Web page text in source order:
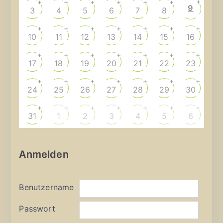
3
+
4
+
5
+
6
+
7
+
8
+
9
10
+
11
+
12
+
13
+
14
+
15
+
16
+
17
+
18
+
19
+
20
+
21
+
22
+
23
+
24
+
25
+
26
+
27
+
28
+
29
+
30
+
31
+
1
+
2
+
3
+
4
+
5
+
6
+
Anmelden
Benutzername
Passwort